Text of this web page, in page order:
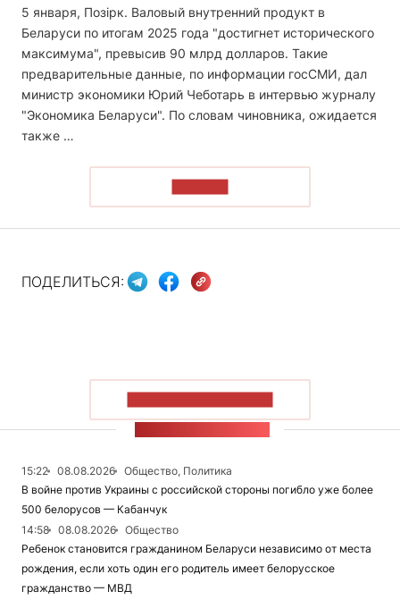
5 января, Позірк. Валовый внутренний продукт в
Беларуси по итогам 2025 года "достигнет исторического
максимума", превысив 90 млрд долларов. Такие
предварительные данные, по информации госСМИ, дал
министр экономики Юрий Чеботарь в интервью журналу
"Экономика Беларуси". По словам чиновника, ожидается
также …
ПОДЕЛИТЬСЯ:
15:22 08.08.2026
Общество, Политика
В войне против Украины с российской стороны погибло уже более
500 белорусов — Кабанчук
14:58
08.08.2026
Общество
Ребенок становится гражданином Беларуси независимо от места
рождения, если хоть один его родитель имеет белорусское
гражданство — МВД